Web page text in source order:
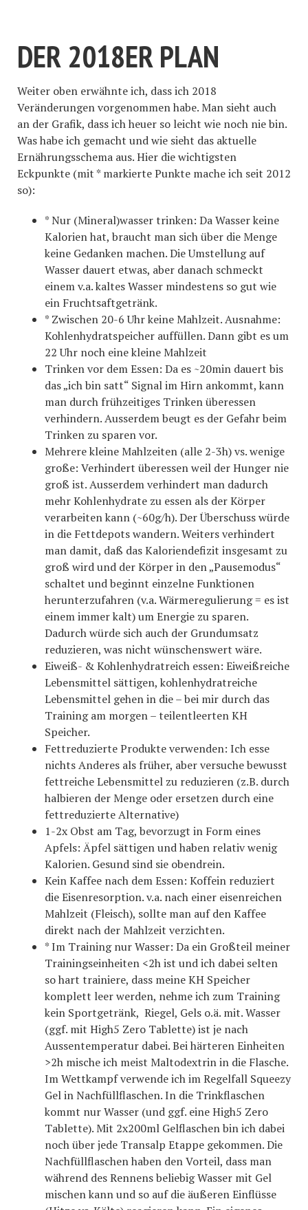
DER 2018ER PLAN
Weiter oben erwähnte ich, dass ich 2018
Veränderungen vorgenommen habe. Man sieht auch
an der Grafik, dass ich heuer so leicht wie noch nie bin.
Was habe ich gemacht und wie sieht das aktuelle
Ernährungsschema aus. Hier die wichtigsten
Eckpunkte (mit * markierte Punkte mache ich seit 2012
so):
* Nur (Mineral)wasser trinken: Da Wasser keine
Kalorien hat, braucht man sich über die Menge
keine Gedanken machen. Die Umstellung auf
Wasser dauert etwas, aber danach schmeckt
einem v.a. kaltes Wasser mindestens so gut wie
ein Fruchtsaftgetränk.
* Zwischen 20-6 Uhr keine Mahlzeit. Ausnahme:
Kohlenhydratspeicher auffüllen. Dann gibt es um
22 Uhr noch eine kleine Mahlzeit
Trinken vor dem Essen: Da es ~20min dauert bis
das „ich bin satt“ Signal im Hirn ankommt, kann
man durch frühzeitiges Trinken überessen
verhindern. Ausserdem beugt es der Gefahr beim
Trinken zu sparen vor.
Mehrere kleine Mahlzeiten (alle 2-3h) vs. wenige
große: Verhindert überessen weil der Hunger nie
groß ist. Ausserdem verhindert man dadurch
mehr Kohlenhydrate zu essen als der Körper
verarbeiten kann (~60g/h). Der Überschuss würde
in die Fettdepots wandern. Weiters verhindert
man damit, daß das Kaloriendefizit insgesamt zu
groß wird und der Körper in den „Pausemodus“
schaltet und beginnt einzelne Funktionen
herunterzufahren (v.a. Wärmeregulierung = es ist
einem immer kalt) um Energie zu sparen.
Dadurch würde sich auch der Grundumsatz
reduzieren, was nicht wünschenswert wäre.
Eiweiß- & Kohlenhydratreich essen: Eiweißreiche
Lebensmittel sättigen, kohlenhydratreiche
Lebensmittel gehen in die – bei mir durch das
Training am morgen – teilentleerten KH
Speicher.
Fettreduzierte Produkte verwenden: Ich esse
nichts Anderes als früher, aber versuche bewusst
fettreiche Lebensmittel zu reduzieren (z.B. durch
halbieren der Menge oder ersetzen durch eine
fettreduzierte Alternative)
1-2x Obst am Tag, bevorzugt in Form eines
Apfels: Äpfel sättigen und haben relativ wenig
Kalorien. Gesund sind sie obendrein.
Kein Kaffee nach dem Essen: Koffein reduziert
die Eisenresorption. v.a. nach einer eisenreichen
Mahlzeit (Fleisch), sollte man auf den Kaffee
direkt nach der Mahlzeit verzichten.
* Im Training nur Wasser: Da ein Großteil meiner
Trainingseinheiten <2h ist und ich dabei selten
so hart trainiere, dass meine KH Speicher
komplett leer werden, nehme ich zum Training
kein Sportgetränk, Riegel, Gels o.ä. mit. Wasser
(ggf. mit High5 Zero Tablette) ist je nach
Aussentemperatur dabei. Bei härteren Einheiten
>2h mische ich meist Maltodextrin in die Flasche.
Im Wettkampf verwende ich im Regelfall Squeezy
Gel in Nachfüllflaschen. In die Trinkflaschen
kommt nur Wasser (und ggf. eine High5 Zero
Tablette). Mit 2x200ml Gelflaschen bin ich dabei
noch über jede Transalp Etappe gekommen. Die
Nachfüllflaschen haben den Vorteil, dass man
während des Rennens beliebig Wasser mit Gel
mischen kann und so auf die äußeren Einflüsse